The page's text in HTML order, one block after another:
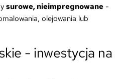
surowe, nieimpregnowane -
olejowania lub
- inwestycja na